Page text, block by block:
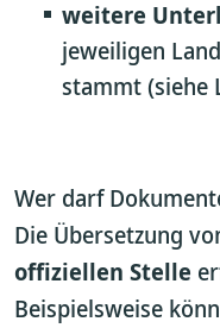
weitere
jeweiligen
stammt (siehe
Wer darf
Die Übersetzung
offiziellen Stelle
Beispielsweise